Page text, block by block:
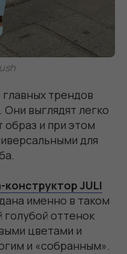
трендов
выглядят легко
и при этом
для
JULI
именно в таком
оттенок
цветами и
и «собранным».